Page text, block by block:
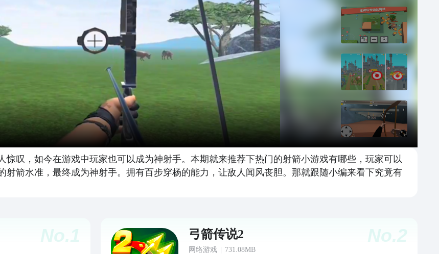
惊叹，如今在游戏中玩家也可以成为神射手。本期就来推荐下热门的射箭小游戏有哪些，玩家可以
射箭水准，最终成为神射手。拥有百步穿杨的能力，让敌人闻风丧胆。那就跟随小编来看下究竟有
No.1 No.2
弓箭传说2
网络游戏 731.08MB